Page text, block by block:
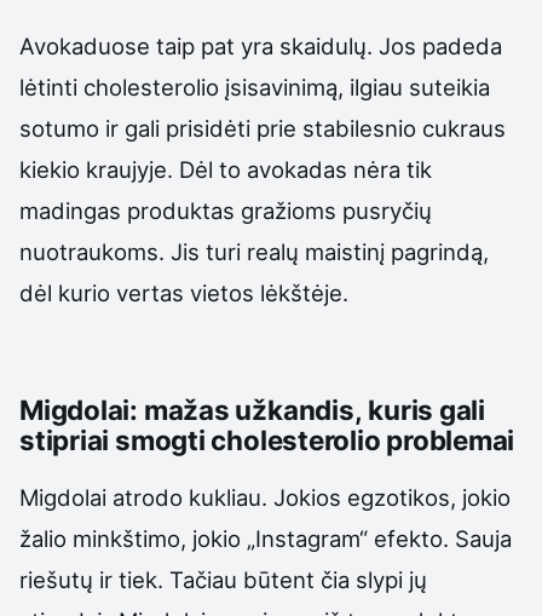
Avokaduose taip pat yra skaidulų. Jos padeda
lėtinti cholesterolio įsisavinimą, ilgiau suteikia
sotumo ir gali prisidėti prie stabilesnio cukraus
kiekio kraujyje. Dėl to avokadas nėra tik
madingas produktas gražioms pusryčių
nuotraukoms. Jis turi realų maistinį pagrindą,
dėl kurio vertas vietos lėkštėje.
Migdolai: mažas užkandis, kuris gali
stipriai smogti cholesterolio problemai
Migdolai atrodo kukliau. Jokios egzotikos, jokio
žalio minkštimo, jokio „Instagram“ efekto. Sauja
riešutų ir tiek. Tačiau būtent čia slypi jų